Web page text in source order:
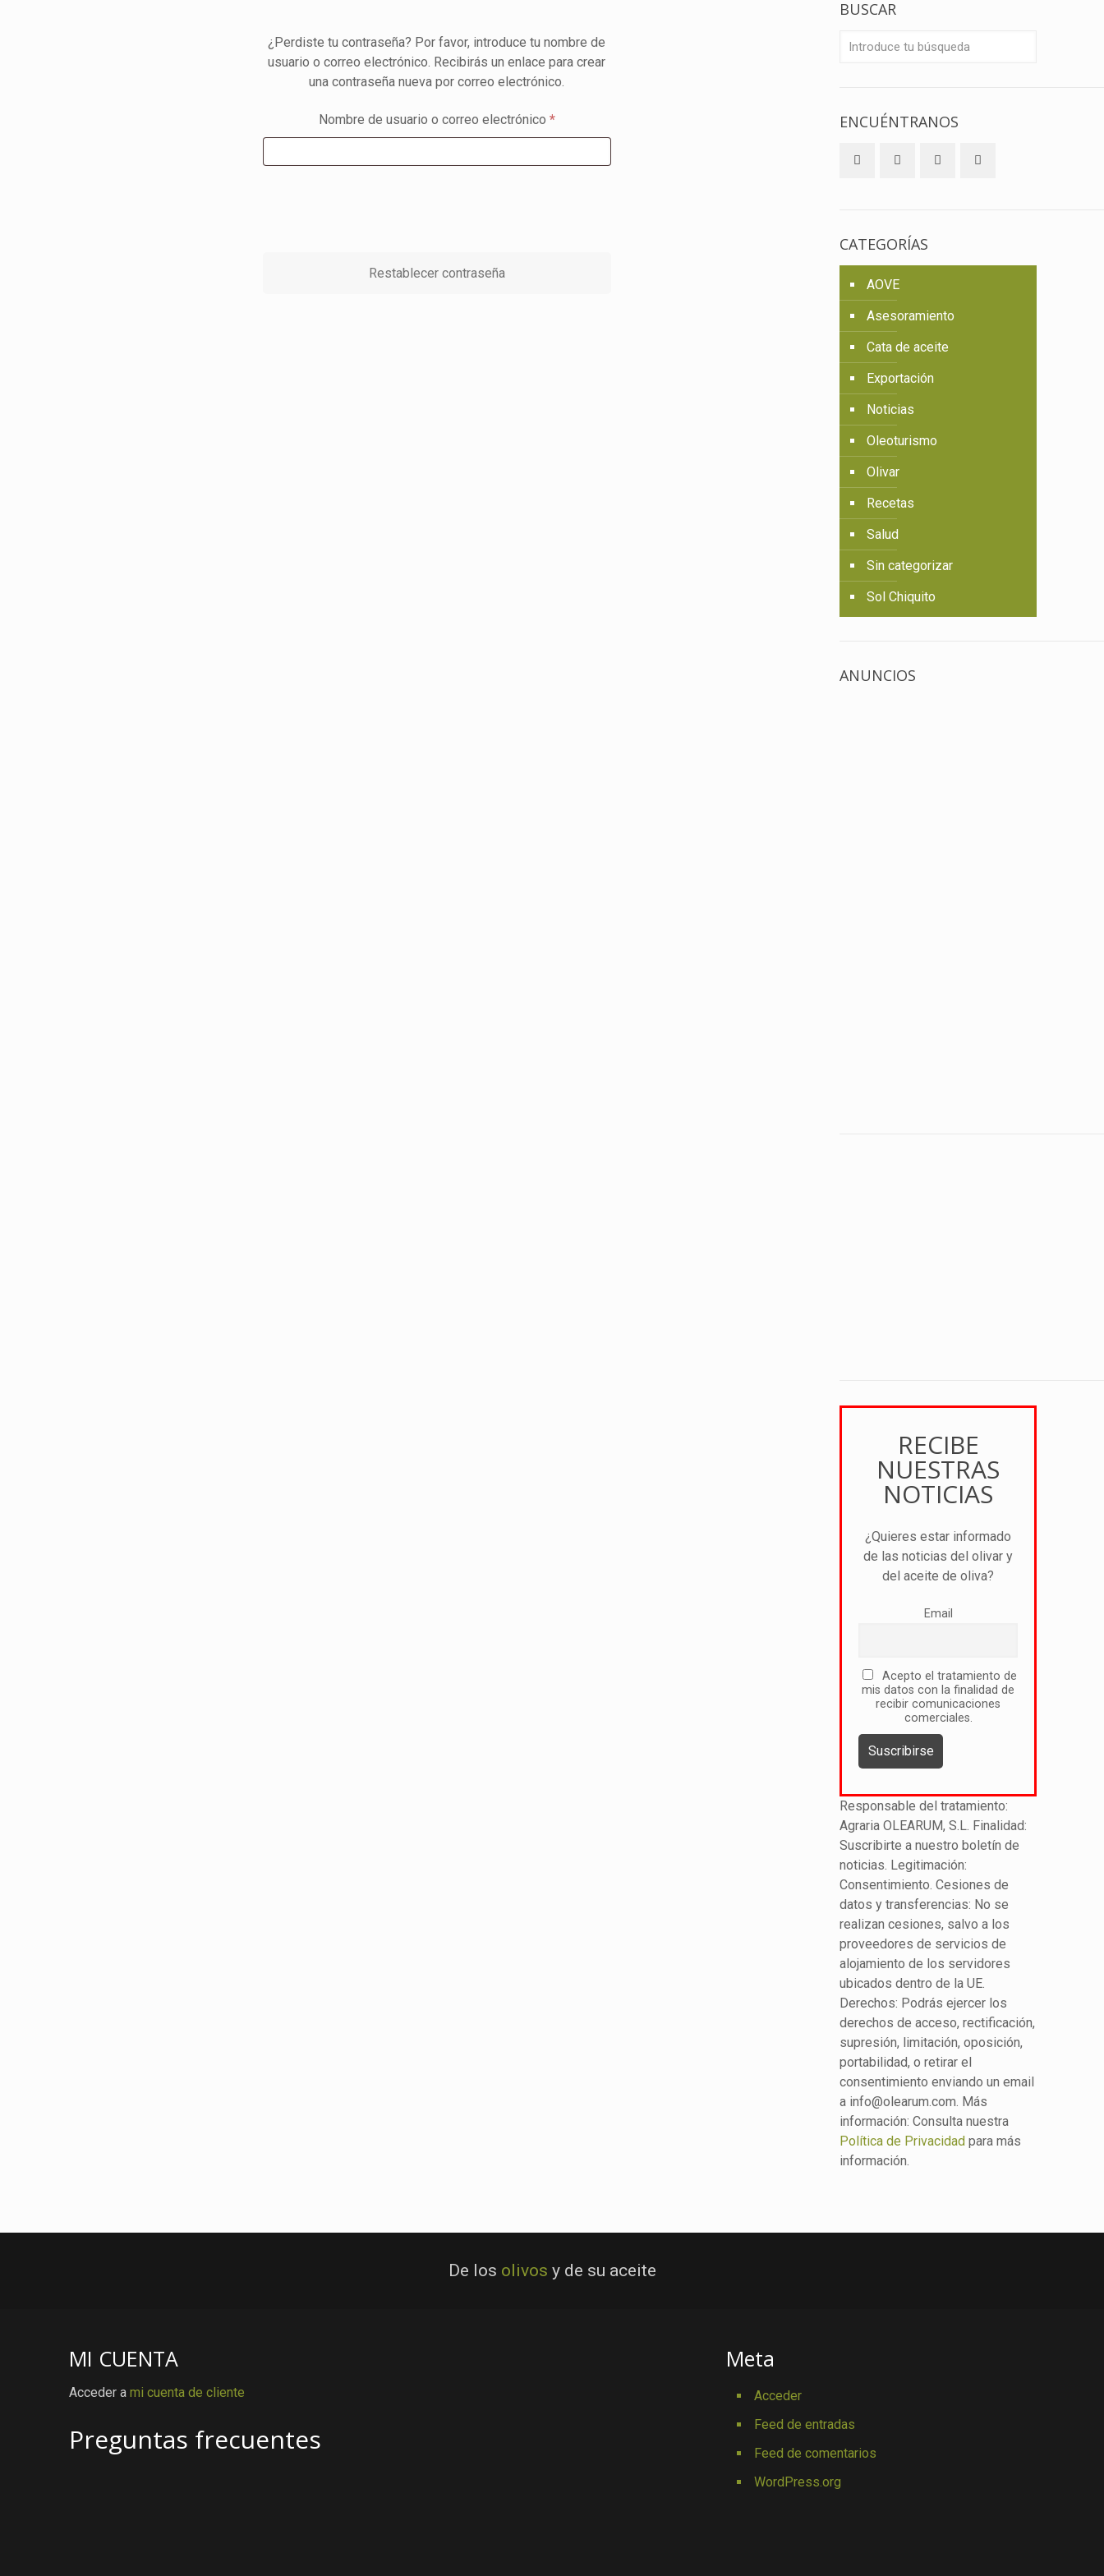
¿Perdiste tu contraseña? Por favor, introduce tu nombre de
usuario o correo electrónico. Recibirás un enlace para crear
una contraseña nueva por correo electrónico.
Nombre de usuario o correo electrónico *Obligatorio
Restablecer contraseña
BUSCAR
ENCUÉNTRANOS
CATEGORÍAS
AOVE
Asesoramiento
Cata de aceite
Exportación
Noticias
Oleoturismo
Olivar
Recetas
Salud
Sin categorizar
Sol Chiquito
ANUNCIOS
RECIBE
NUESTRAS
NOTICIAS
¿Quieres estar informado
de las noticias del olivar y
del aceite de oliva?
Email
Acepto el tratamiento de
mis datos con la finalidad de
recibir comunicaciones
comerciales.
Responsable del tratamiento:
Agraria OLEARUM, S.L. Finalidad:
Suscribirte a nuestro boletín de
noticias. Legitimación:
Consentimiento. Cesiones de
datos y transferencias: No se
realizan cesiones, salvo a los
proveedores de servicios de
alojamiento de los servidores
ubicados dentro de la UE.
Derechos: Podrás ejercer los
derechos de acceso, rectificación,
supresión, limitación, oposición,
portabilidad, o retirar el
consentimiento enviando un email
a info@olearum.com. Más
información: Consulta nuestra
Política de Privacidad para más
información.
De los olivos y de su aceite
MI CUENTA
Acceder a mi cuenta de cliente
Preguntas frecuentes
Meta
Acceder
Feed de entradas
Feed de comentarios
WordPress.org